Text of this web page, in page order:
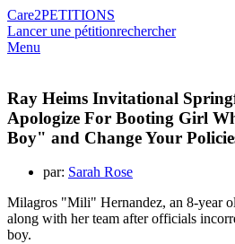
Care2PETITIONS
Lancer une pétitionrechercher
Menu
Ray Heims Invitational
Apologize For Booting Girl
Boy" and Change Your
par: Sarah Rose
Milagros "Mili" Hernandez, an 8-year
along with her team after officials
boy.